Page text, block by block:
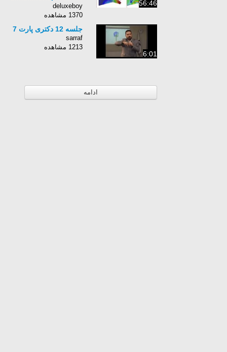
56:46
- PTC Creo Simulate
deluxeboy
1370 مشاهده
6:01
جلسه 12 دکتری پارت 7
sarraf
1213 مشاهده
ادامه